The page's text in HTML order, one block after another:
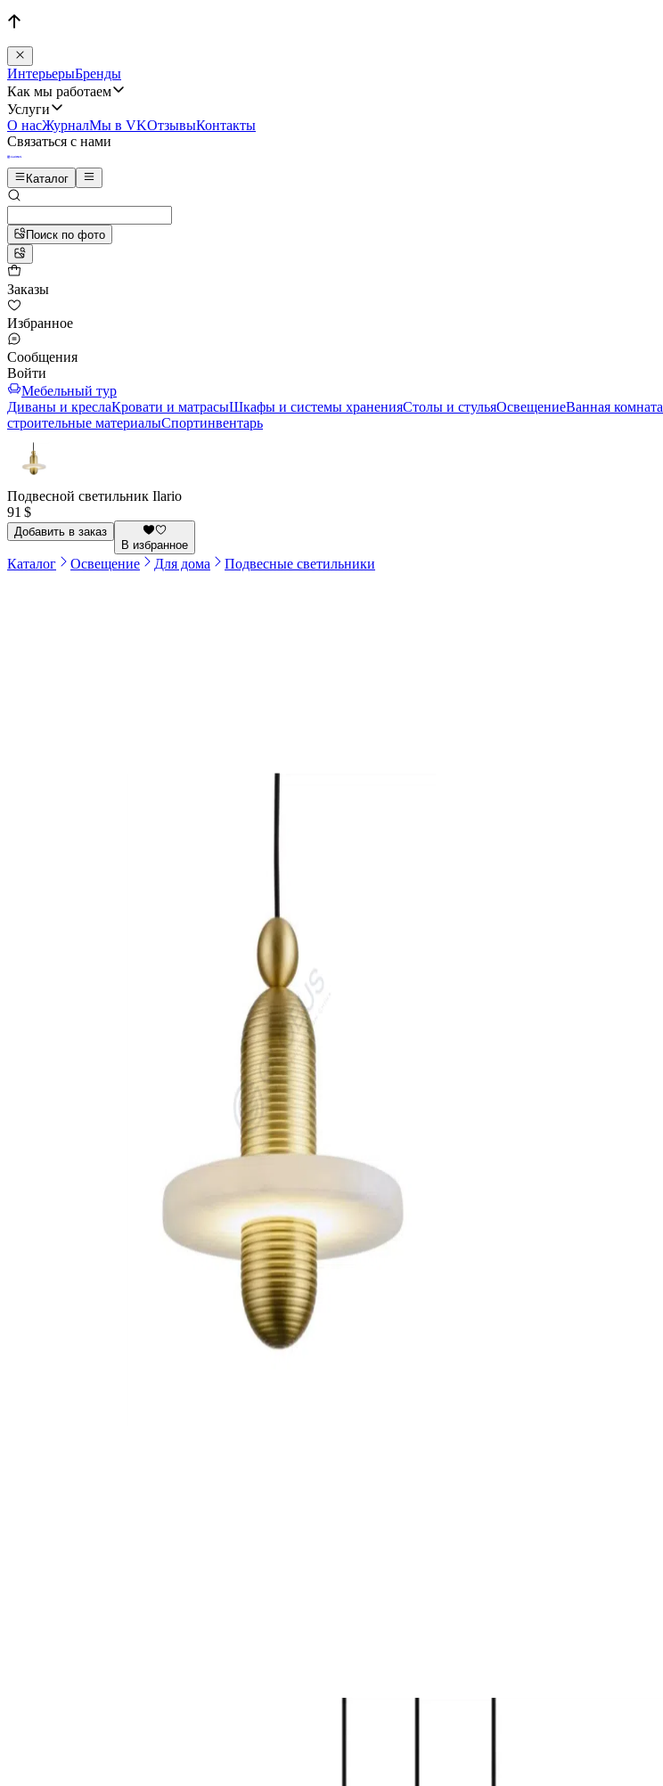
ИнтерьерыБренды
Как мы работаем
Услуги
О насЖурналМы в VKОтзывыКонтакты
Связаться с нами
Каталог
Поиск по фото
Заказы
Избранное
Сообщения
Войти
Мебельный тур
Диваны и креслаКровати и матрасыШкафы и системы храненияСтолы и стульяОсвещениеВанная комната
строительные материалыСпортинвентарь
Подвесной светильник Ilario
91 $
Добавить в заказ
В избранное
Каталог Освещение Для дома Подвесные светильники